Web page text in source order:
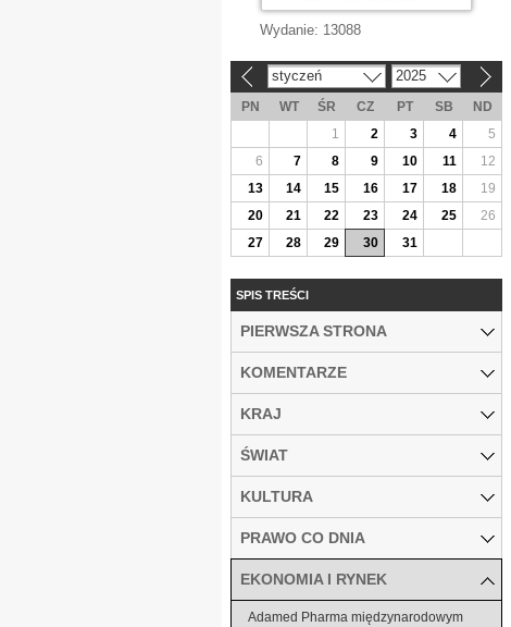
Wydanie: 13088
styczeń 2025
PN WT ŚR CZ PT SB
ND
1
2 3 4
5
6
7 8 9 10 11
12
13
14 15 16 17 18
19
20
21 22 23 24 25
26
27
28 29 30 31
SPIS TREŚCI
PIERWSZA STRONA
KOMENTARZE
KRAJ
ŚWIAT
KULTURA
PRAWO CO DNIA
EKONOMIA I RYNEK
Adamed Pharma międzynarodowym